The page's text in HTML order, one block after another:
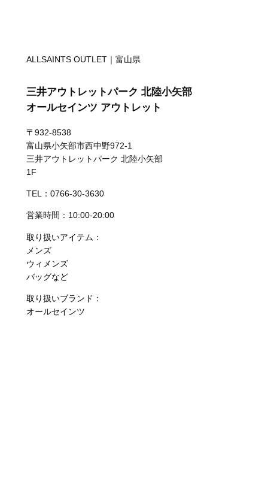
ALLSAINTS OUTLET｜富山県
三井アウトレットパーク 北陸小矢部
オールセインツ アウトレット
〒932-8538
富山県小矢部市西中野972-1
三井アウトレットパーク 北陸小矢部
1F
TEL：0766-30-3630
営業時間：10:00-20:00
取り扱いアイテム：
メンズ
ウィメンズ
バッグなど
取り扱いブランド：
オールセインツ